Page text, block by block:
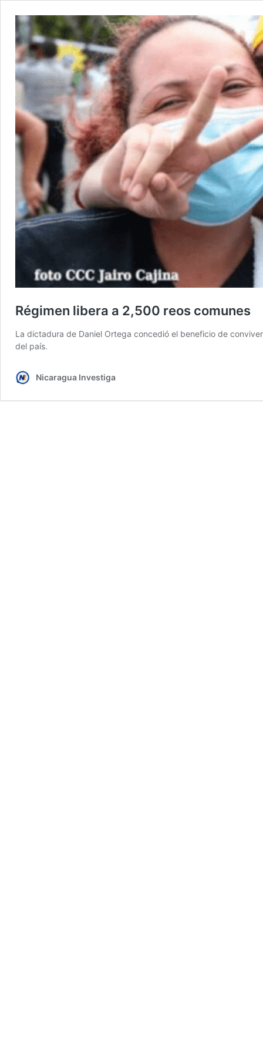
Régimen libera a 2,500 reos comunes
La dictadura de Daniel Ortega concedió el beneficio de
del país.
Nicaragua Investiga